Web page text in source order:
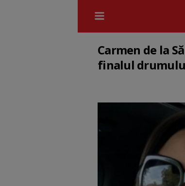
Carmen de la
finalul